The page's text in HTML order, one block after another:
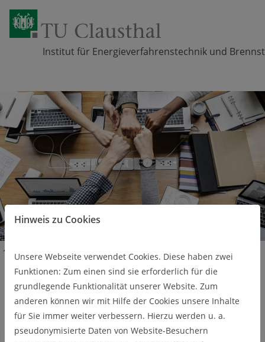
Zum Inhalt springen
Institut für Energieverfahrenstechnik und
Mitarbeiternde in Laboren, Werkstätten und Verwaltung
Michael Irmer, B.SC.
Michael Irmer, B.SC.
Hinweis zu Cookies
Unsere Webseite verwendet Cookies. Diese haben zwei
Funktionen: Zum einen sind sie erforderlich für die
grundlegende Funktionalität unserer Website. Zum
anderen können wir mit Hilfe der Cookies unsere Inhalte
für Sie immer weiter verbessern. Hierzu werden u. a.
pseudonymisierte Daten von Website-Besuchern